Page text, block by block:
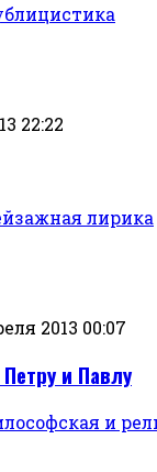
22:22
лирика
2013 00:07
и Павлу
и